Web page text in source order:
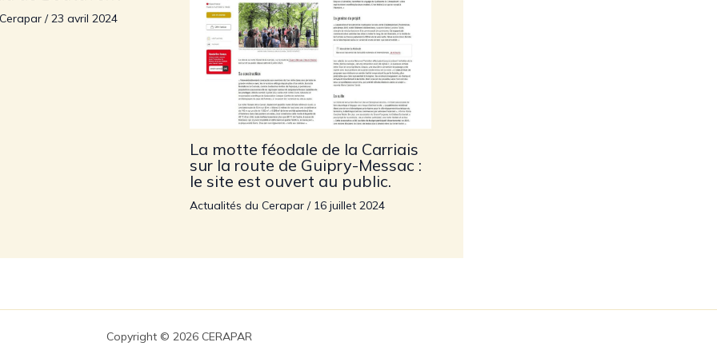
/23 avril 2024
La motte féodale de la Carriais
sur la route de Guipry-Messac :
le site est ouvert au public.
Actualités du Cerapar/ 16 juillet 2024
Copyright © 2026 CERAPAR